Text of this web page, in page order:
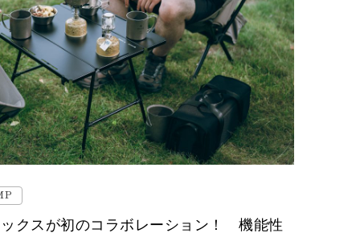
クスが初のコラボレーション！ 機能性